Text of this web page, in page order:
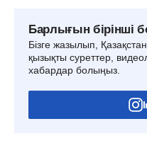
Барлығын бірінші
Бізге жазылып,
қызықты суреттер,
хабардар болыңыз.